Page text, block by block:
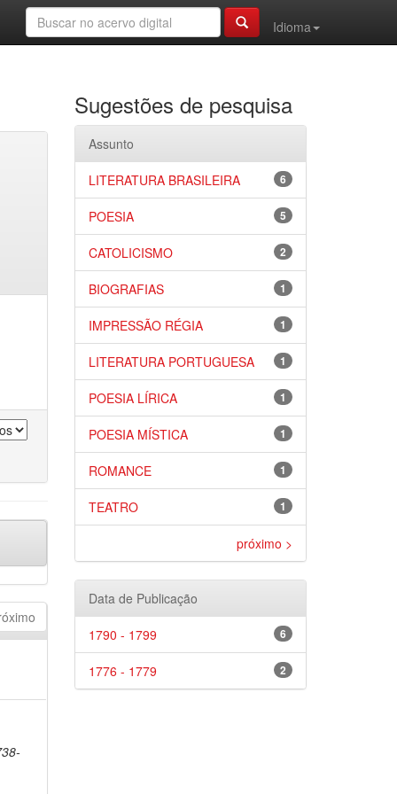
Idioma
Sugestões de pesquisa
Assunto
6
LITERATURA BRASILEIRA
5
POESIA
2
CATOLICISMO
1
BIOGRAFIAS
1
IMPRESSÃO RÉGIA
1
LITERATURA PORTUGUESA
1
POESIA LÍRICA
1
POESIA MÍSTICA
1
ROMANCE
1
TEATRO
próximo >
Data de Publicação
6
1790 - 1799
2
1776 - 1779